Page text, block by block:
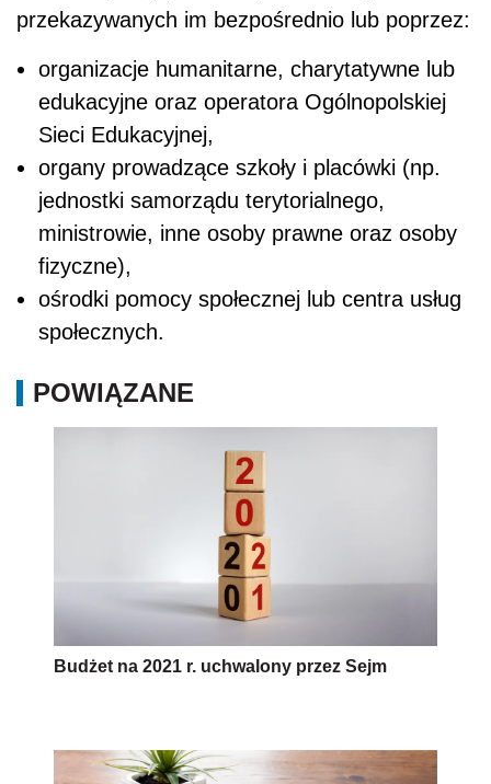
przekazywanych im bezpośrednio lub poprzez:
organizacje humanitarne, charytatywne lub
edukacyjne oraz operatora Ogólnopolskiej
Sieci Edukacyjnej,
organy prowadzące szkoły i placówki (np.
jednostki samorządu terytorialnego,
ministrowie, inne osoby prawne oraz osoby
fizyczne),
ośrodki pomocy społecznej lub centra usług
społecznych.
POWIĄZANE
Budżet na 2021 r. uchwalony przez Sejm